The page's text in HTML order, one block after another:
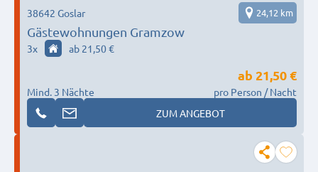
Gästewohnungen Gramzow
38642 Goslar 24,12 km
3x ab 21,50 €
Mind. 3 Nächte
ab 21,50 €
pro Person / Nacht
ZUM ANGEBOT